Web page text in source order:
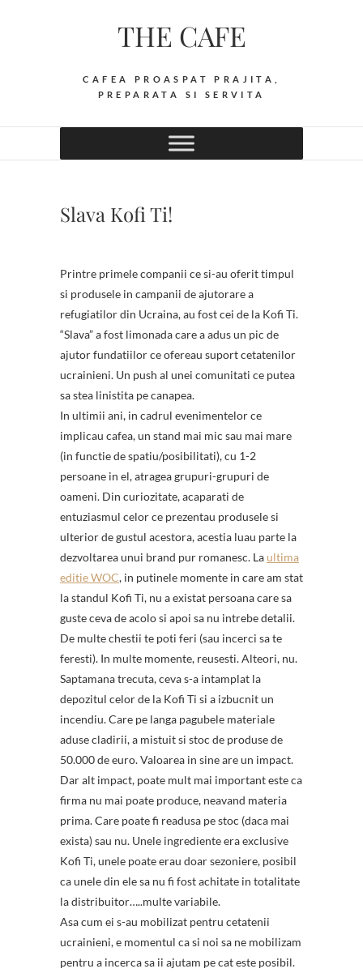
THE CAFE
CAFEA PROASPAT PRAJITA,
PREPARATA SI SERVITA
Slava Kofi Ti!
Printre primele companii ce si-au oferit timpul
si produsele in campanii de ajutorare a
refugiatilor din Ucraina, au fost cei de la Kofi Ti.
“Slava” a fost limonada care a adus un pic de
ajutor fundatiilor ce ofereau suport cetatenilor
ucrainieni. Un push al unei comunitati ce putea
sa stea linistita pe canapea.
In ultimii ani, in cadrul evenimentelor ce
implicau cafea, un stand mai mic sau mai mare
(in functie de spatiu/posibilitati), cu 1-2
persoane in el, atragea grupuri-grupuri de
oameni. Din curiozitate, acaparati de
entuziasmul celor ce prezentau produsele si
ulterior de gustul acestora, acestia luau parte la
dezvoltarea unui brand pur romanesc. La ultima
editie WOC, in putinele momente in care am stat
la standul Kofi Ti, nu a existat persoana care sa
guste ceva de acolo si apoi sa nu intrebe detalii.
De multe chestii te poti feri (sau incerci sa te
feresti). In multe momente, reusesti. Alteori, nu.
Saptamana trecuta, ceva s-a intamplat la
depozitul celor de la Kofi Ti si a izbucnit un
incendiu. Care pe langa pagubele materiale
aduse cladirii, a mistuit si stoc de produse de
50.000 de euro. Valoarea in sine are un impact.
Dar alt impact, poate mult mai important este ca
firma nu mai poate produce, neavand materia
prima. Care poate fi readusa pe stoc (daca mai
exista) sau nu. Unele ingrediente era exclusive
Kofi Ti, unele poate erau doar sezoniere, posibil
ca unele din ele sa nu fi fost achitate in totalitate
la distribuitor…..multe variabile.
Asa cum ei s-au mobilizat pentru cetatenii
ucrainieni, e momentul ca si noi sa ne mobilizam
pentru a incerca sa ii ajutam pe cat este posibil.